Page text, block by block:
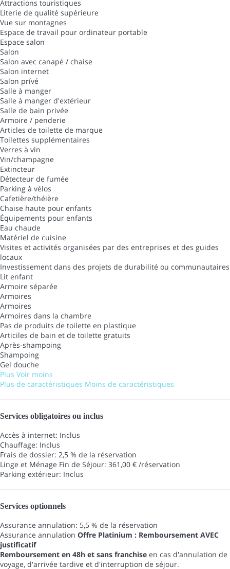
Attractions touristiques
Literie de qualité supérieure
Vue sur montagnes
Espace de travail pour ordinateur portable
Espace salon
Salon
Salon avec canapé / chaise
Salon internet
Salon prívé
Salle à manger
Salle à manger d'extérieur
Salle de bain privée
Armoire / penderie
Articles de toilette de marque
Toilettes supplémentaires
Verres à vin
Vin/champagne
Extincteur
Détecteur de fumée
Parking à vélos
Cafetière/théière
Chaise haute pour enfants
Équipements pour enfants
Eau chaude
Matériel de cuisine
Visites et activités organisées par des entreprises et des guides
locaux
Investissement dans des projets de durabilité ou communautaires
Lit enfant
Armoire séparée
Armoires
Armoires
Armoires dans la chambre
Pas de produits de toilette en plastique
Articiles de bain et de toilette gratuits
Après-shampoing
Shampoing
Gel douche
Plus Voir moins
Plus de caractéristiques Moins de caractéristiques
Services obligatoires ou inclus
Accès à internet: Inclus
Chauffage: Inclus
Frais de dossier: 2,5 % de la réservation
Linge et Ménage Fin de Séjour: 361,00 € /réservation
Parking extérieur: Inclus
Services optionnels
Assurance annulation: 5,5 % de la réservation
Assurance annulation Offre Platinium : Remboursement AVEC
justificatif
Remboursement en 48h et sans franchise en cas d'annulation de
voyage, d'arrivée tardive et d'interruption de séjour.